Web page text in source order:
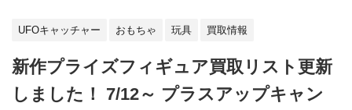
UFOキャッチャー おもちゃ 玩具 買取情報
新作プライズフィギュア買取リスト更新
しました！ 7/12～ プラスアップキャン